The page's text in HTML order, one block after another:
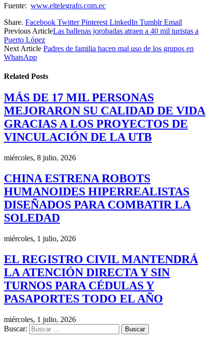
Fuente: www.eltelegrafo.com.ec
Share. Facebook Twitter Pinterest LinkedIn Tumblr Email
Previous ArticleLas ballenas jorobadas atraen a 40 mil turistas a
Puerto López
Next Article Padres de familia hacen mal uso de los grupos en
WhatsApp
Related Posts
MÁS DE 17 MIL PERSONAS
MEJORARON SU CALIDAD DE VIDA
GRACIAS A LOS PROYECTOS DE
VINCULACIÓN DE LA UTB
miércoles, 8 julio, 2026
CHINA ESTRENA ROBOTS
HUMANOIDES HIPERREALISTAS
DISEÑADOS PARA COMBATIR LA
SOLEDAD
miércoles, 1 julio, 2026
EL REGISTRO CIVIL MANTENDRÁ
LA ATENCIÓN DIRECTA Y SIN
TURNOS PARA CÉDULAS Y
PASAPORTES TODO EL AÑO
miércoles, 1 julio, 2026
Buscar: